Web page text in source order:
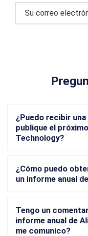
¿Puedo recibir
publique el
Technology?
¿Cómo puedo
un informe anual
Tengo un
informe anual de
me comunico?